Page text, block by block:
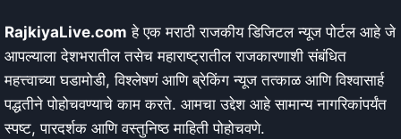
RajkiyaLive.com हे एक मराठी राजकीय डिजिटल न्यूज पोर्टल आहे जे
आपल्याला देशभरातील तसेच महाराष्ट्रातील राजकारणाशी संबंधित
महत्त्वाच्या घडामोडी, विश्लेषणं आणि ब्रेकिंग न्यूज तत्काळ आणि विश्वासार्ह
पद्धतीने पोहोचवण्याचे काम करते. आमचा उद्देश आहे सामान्य नागरिकांपर्यंत
स्पष्ट, पारदर्शक आणि वस्तुनिष्ठ माहिती पोहोचवणे.